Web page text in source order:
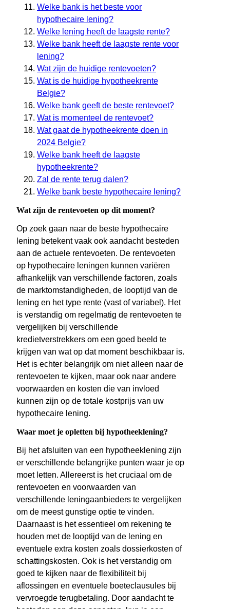
Welke bank is het beste voor
hypothecaire lening?
Welke lening heeft de laagste rente?
Welke bank heeft de laagste rente voor
lening?
Wat zijn de huidige rentevoeten?
Wat is de huidige hypotheekrente
Belgie?
Welke bank geeft de beste rentevoet?
Wat is momenteel de rentevoet?
Wat gaat de hypotheekrente doen in
2024 Belgie?
Welke bank heeft de laagste
hypotheekrente?
Zal de rente terug dalen?
Welke bank beste hypothecaire lening?
Wat zijn de rentevoeten op dit moment?
Op zoek gaan naar de beste hypothecaire
lening betekent vaak ook aandacht besteden
aan de actuele rentevoeten. De rentevoeten
op hypothecaire leningen kunnen variëren
afhankelijk van verschillende factoren, zoals
de marktomstandigheden, de looptijd van de
lening en het type rente (vast of variabel). Het
is verstandig om regelmatig de rentevoeten te
vergelijken bij verschillende
kredietverstrekkers om een goed beeld te
krijgen van wat op dat moment beschikbaar is.
Het is echter belangrijk om niet alleen naar de
rentevoeten te kijken, maar ook naar andere
voorwaarden en kosten die van invloed
kunnen zijn op de totale kostprijs van uw
hypothecaire lening.
Waar moet je opletten bij hypotheeklening?
Bij het afsluiten van een hypotheeklening zijn
er verschillende belangrijke punten waar je op
moet letten. Allereerst is het cruciaal om de
rentevoeten en voorwaarden van
verschillende leningaanbieders te vergelijken
om de meest gunstige optie te vinden.
Daarnaast is het essentieel om rekening te
houden met de looptijd van de lening en
eventuele extra kosten zoals dossierkosten of
schattingskosten. Ook is het verstandig om
goed te kijken naar de flexibiliteit bij
aflossingen en eventuele boeteclausules bij
vervroegde terugbetaling. Door aandacht te